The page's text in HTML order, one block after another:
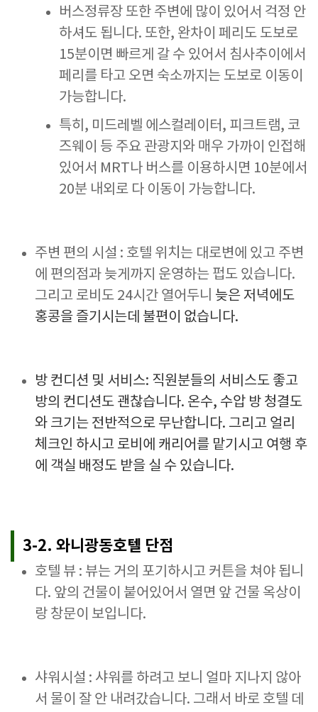
버스정류장 또한 주변에 많이 있어서 걱정 안
하셔도 됩니다. 또한, 완차이 페리도 도보로
15분이면 빠르게 갈 수 있어서 침사추이에서
페리를 타고 오면 숙소까지는 도보로 이동이
가능합니다.
특히, 미드레벨 에스컬레이터, 피크트램, 코
즈웨이 등 주요 관광지와 매우 가까이 인접해
있어서 MRT나 버스를 이용하시면 10분에서
20분 내외로 다 이동이 가능합니다.
주변 편의 시설 : 호텔 위치는 대로변에 있고 주변
에 편의점과 늦게까지 운영하는 펍도 있습니다.
그리고 로비도 24시간 열어두니 늦은 저녁에도
홍콩을 즐기시는데 불편이 없습니다.
방 컨디션 및 서비스: 직원분들의 서비스도 좋고
방의 컨디션도 괜찮습니다. 온수, 수압 방 청결도
와 크기는 전반적으로 무난합니다. 그리고 얼리
체크인 하시고 로비에 캐리어를 맡기시고 여행 후
에 객실 배정도 받을 실 수 있습니다.
3-2. 와니광동호텔 단점
호텔 뷰 : 뷰는 거의 포기하시고 커튼을 쳐야 됩니
다. 앞의 건물이 붙어있어서 열면 앞 건물 옥상이
랑 창문이 보입니다.
샤워시설 : 샤워를 하려고 보니 얼마 지나지 않아
서 물이 잘 안 내려갔습니다. 그래서 바로 호텔 데